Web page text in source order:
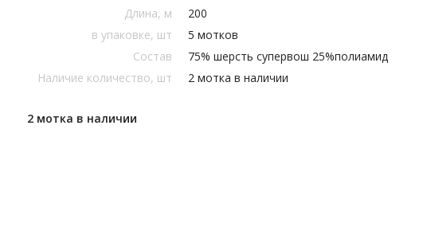
Длина, м
200
в упаковке, шт
5 мотков
Состав
75% шерсть супервош 25%полиамид
Наличие количество, шт
2 мотка в наличии
2 мотка в наличии